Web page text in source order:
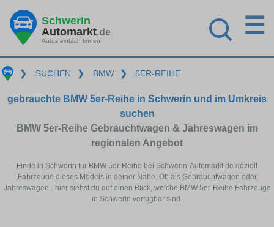
Schwerin
Automarkt.de
Autos einfach finden
☰
❯ SUCHEN ❯ BMW ❯ 5ER-REIHE
gebrauchte BMW 5er-Reihe in Schwerin und im Umkreis
suchen
BMW 5er-Reihe Gebrauchtwagen & Jahreswagen im
regionalen Angebot
Finde in Schwerin für BMW 5er-Reihe bei Schwerin-Automarkt.de gezielt
Fahrzeuge dieses Models in deiner Nähe. Ob als Gebrauchtwagen oder
Jahreswagen - hier siehst du auf einen Blick, welche BMW 5er-Reihe Fahrzeuge
in Schwerin verfügbar sind.